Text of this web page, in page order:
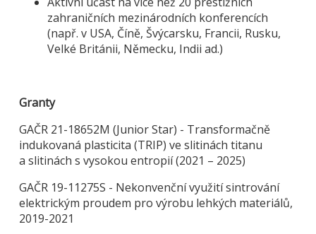
zahraničních mezinárodních konferencích
(např. v USA, Číně, Švýcarsku, Francii, Rusku,
Velké Británii, Německu, Indii ad.)
Granty
GAČR 21-18652M (Junior Star) - Transformačně
indukovaná plasticita (TRIP) ve slitinách titanu
a slitinách s vysokou entropií (2021 – 2025)
GAČR 19-11275S - Nekonvenční využití sintrování
elektrickým proudem pro výrobu lehkých materiálů,
2019-2021